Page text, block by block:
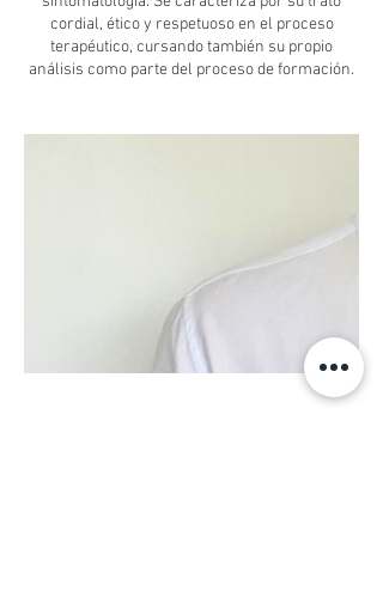
cordial, ético y respetuoso en el proceso
terapéutico, cursando también su propio
análisis como parte del proceso de formación.